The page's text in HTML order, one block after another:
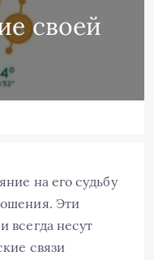
своей
на его судьбу
Эти
всегда несут
связи